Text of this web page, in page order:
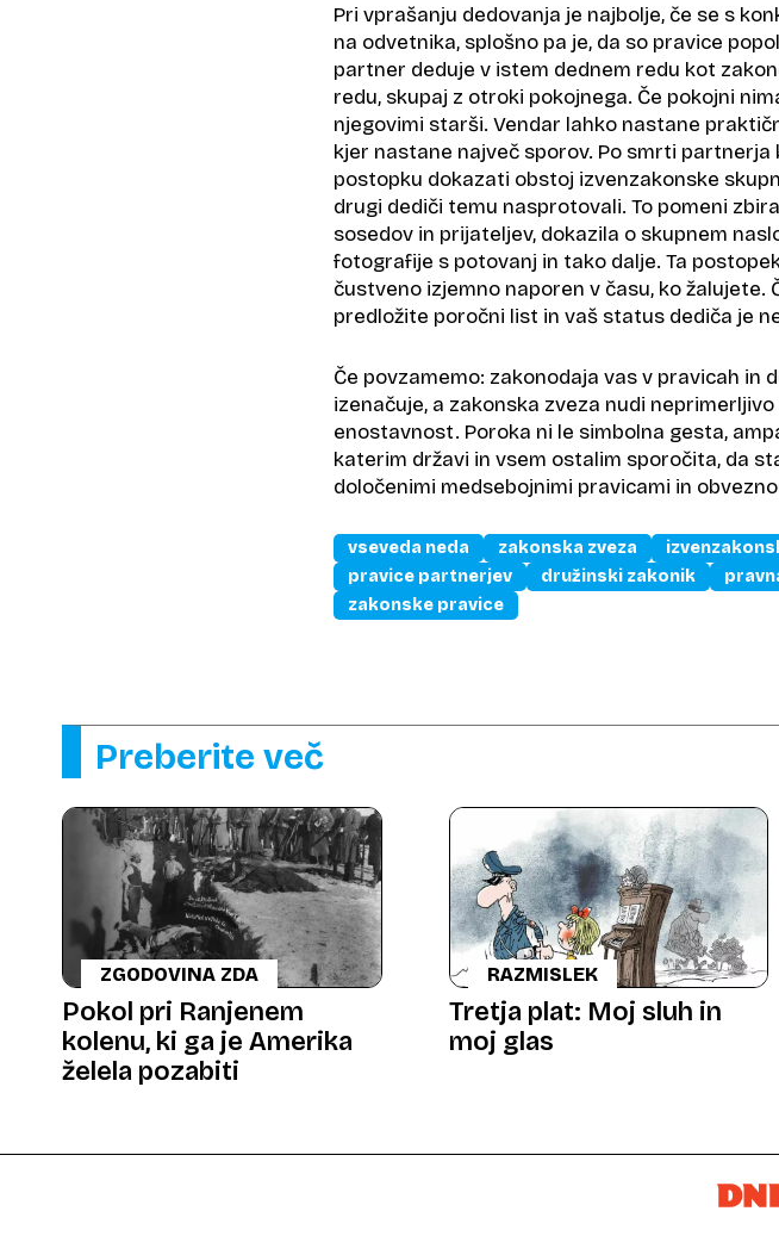
Pri vprašanju dedovanja je najbolje, če se s
na odvetnika, splošno pa je, da so pravice
partner deduje v istem dednem redu kot
redu, skupaj z otroki pokojnega. Če pokojni
njegovimi starši. Vendar lahko nastane
kjer nastane največ sporov. Po smrti
postopku dokazati obstoj izvenzakonske
drugi dediči temu nasprotovali. To pomeni
sosedov in prijateljev, dokazila o skupnem
fotografije s potovanj in tako dalje. Ta
čustveno izjemno naporen v času, ko žalujete.
predložite poročni list in vaš status dediča je
Če povzamemo: zakonodaja vas v pravicah in
izenačuje, a zakonska zveza nudi
enostavnost. Poroka ni le simbolna gesta,
katerim državi in vsem ostalim sporočita, da
določenimi medsebojnimi pravicami in
vseveda neda zakonska zveza
pravice partnerjev
družinski zakonik
zakonske pravice
Preberite več
ZGODOVINA ZDA
Pokol pri Ranjenem
kolenu, ki ga je Amerika
želela pozabiti
RAZMISLEK
Tretja plat: Moj sluh in
moj glas